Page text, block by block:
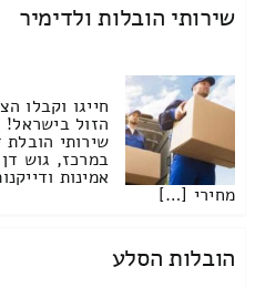
שירותי הובלות ולדימיר
חייגו וקבלו
הזול בישראל!
שירותי
במרכז, גוש
אמינות
מחירי […]
הובלות הסלע